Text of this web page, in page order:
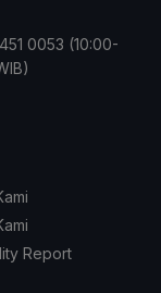
0053 (10:00-
Report